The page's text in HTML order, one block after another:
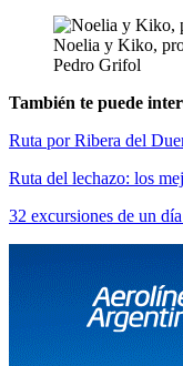
Noelia y Kiko,
Pedro Grifol
También te puede
Ruta por Ribera del
Ruta del lechazo: los
32 excursiones de un